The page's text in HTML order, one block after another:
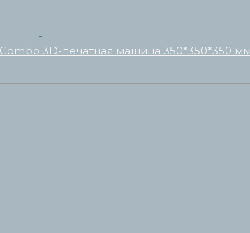
3D-печатная машина 350*350*350